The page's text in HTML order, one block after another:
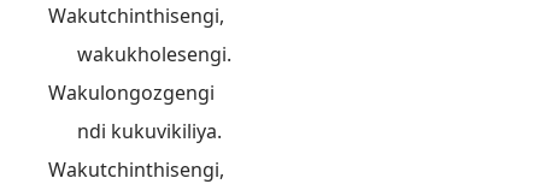
Wakutchinthisengi,
wakukholesengi.
Wakulongozgengi
ndi kukuvikiliya.
Wakutchinthisengi,